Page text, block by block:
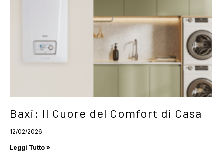
Baxi: Il Cuore del Comfort di Casa
12/02/2026
Leggi Tutto »